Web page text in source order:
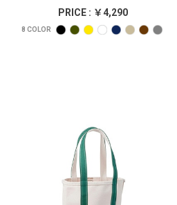
PRICE : ￥4,290
8 COLOR